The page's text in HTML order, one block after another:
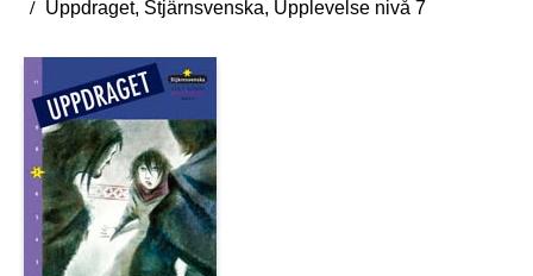
Uppdraget, Stjärnsvenska, Upplevelse nivå 7